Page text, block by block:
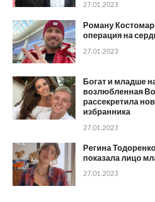
27.01.2023
Роману
операция на
27.01.2023
Богат и младше
возлюбленная
рассекретила
избранника
27.01.2023
Регина
показала лицо
27.01.2023